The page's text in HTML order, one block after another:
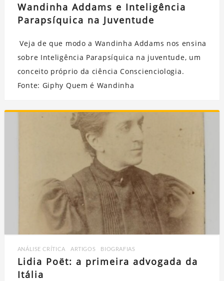
Wandinha Addams e Inteligência
Parapsíquica na Juventude
Veja de que modo a Wandinha Addams nos ensina
sobre Inteligência Parapsíquica na juventude, um
conceito próprio da ciência Conscienciologia.
Fonte: Giphy Quem é Wandinha
ANÁLISE CRÍTICA ARTIGOS BIOGRAFIAS
Lidia Poët: a primeira advogada da
Itália